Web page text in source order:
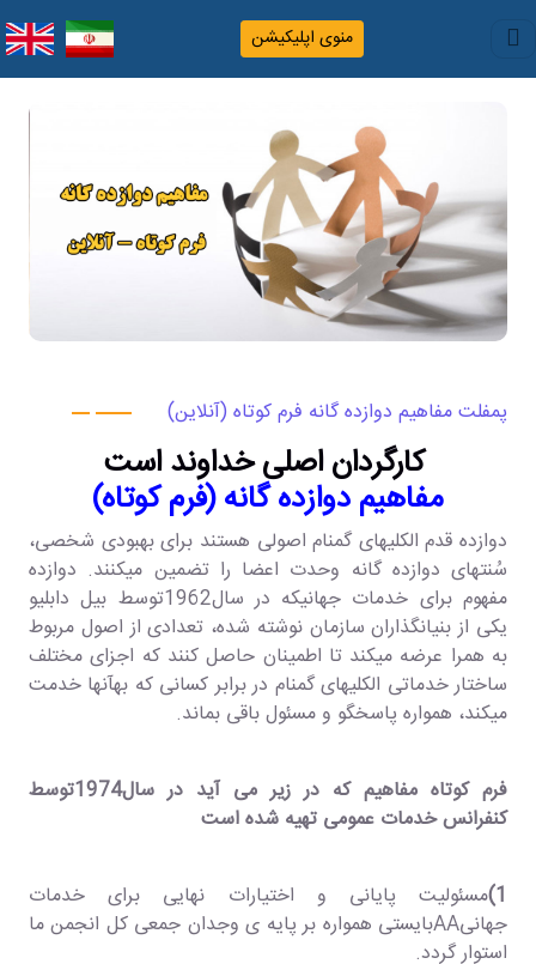
منوی اپلیکیشن
پمفلت مفاهیم دوازده گانه فرم کوتاه (آنلاین)
کارگردان اصلی خداوند است
مفاهیم دوازده گانه (فرم کوتاه)
دوازده قدم الکلیهای گمنام اصولی هستند برای بهبودی شخصی،
سُنتهای دوازده گانه وحدت اعضا را تضمین میکنند. دوازده
مفهوم برای خدمات جهانیکه در سال1962توسط بیل دابلیو
یکی از بنیانگذاران سازمان نوشته شده، تعدادی از اصول مربوط
به همرا عرضه میکند تا اطمینان حاصل کنند که اجزای مختلف
ساختار خدماتی الکلیهای گمنام در برابر کسانی که بهآنها خدمت
میکند، همواره پاسخگو و مسئول باقی بماند.
فرم کوتاه مفاهیم که در زیر می آید در سال1974توسط
کنفرانس خدمات عمومی تهیه شده است
1) مسئولیت پایانی و اختیارات نهایی برای خدمات
جهانیAAبایستی همواره بر پایه ی وجدان جمعی کل انجمن ما
استوار گردد.